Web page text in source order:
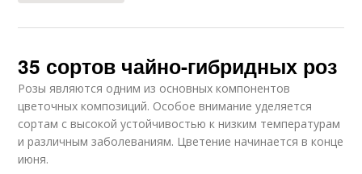
35 сортов чайно-гибридных роз
Розы являются одним из основных компонентов
цветочных композиций. Особое внимание уделяется
сортам с высокой устойчивостью к низким температурам
и различным заболеваниям. Цветение начинается в конце
июня.